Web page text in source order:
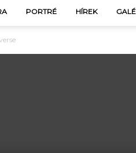
PORTRÉ HÍREK